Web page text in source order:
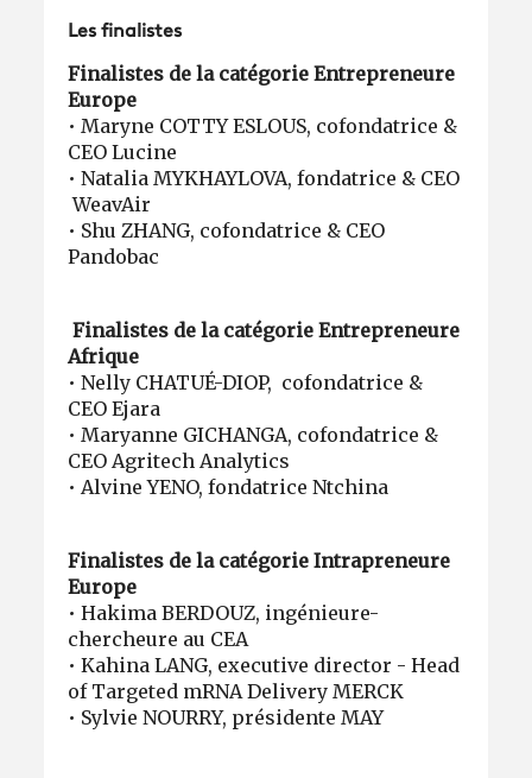
Les finalistes
Finalistes de la catégorie Entrepreneure
Europe
• Maryne COTTY ESLOUS, cofondatrice &
CEO Lucine
• Natalia MYKHAYLOVA, fondatrice & CEO
WeavAir
• Shu ZHANG, cofondatrice & CEO
Pandobac
Finalistes de la catégorie Entrepreneure
Afrique
• Nelly CHATUÉ-DIOP, cofondatrice &
CEO Ejara
• Maryanne GICHANGA, cofondatrice &
CEO Agritech Analytics
• Alvine YENO, fondatrice Ntchina
Finalistes de la catégorie Intrapreneure
Europe
• Hakima BERDOUZ, ingénieure-
chercheure au CEA
• Kahina LANG, executive director - Head
of Targeted mRNA Delivery MERCK
• Sylvie NOURRY, présidente MAY